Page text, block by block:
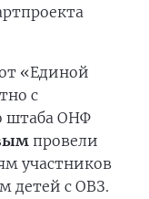
«Единой
с
штаба ОНФ
провели
участников
детей с ОВЗ.